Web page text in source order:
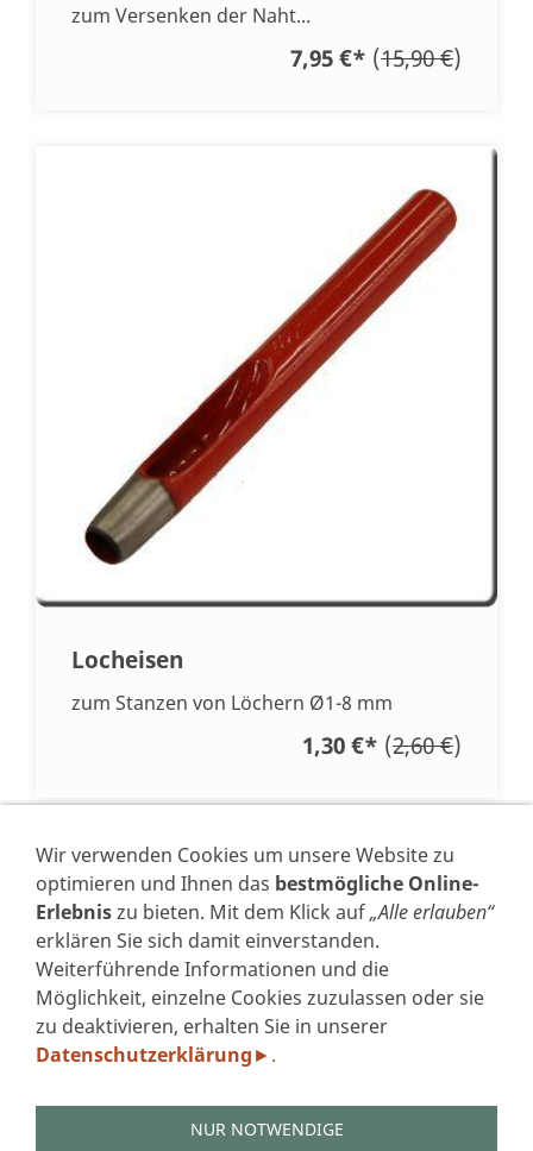
zum Versenken der Naht...
7,95 €* (15,90 €)
Locheisen
zum Stanzen von Löchern Ø1-8 mm
1,30 €* (2,60 €)
* Alle Preise inkl. USt. zzgl.Versand
VERTRAG WIDERRUFEN
IMPRESSUM
DATENSCHUTZERKLÄRUNG GEM. DSGVO
WIDERRUFSFORMULAR
Wir verwenden Cookies um unsere Website zu
optimieren und Ihnen das bestmögliche Online-
Erlebniszu bieten. Mit dem Klick auf„Alle erlauben“
erklären Sie sich damit einverstanden.
Weiterführende Informationen und die
Möglichkeit, einzelne Cookies zuzulassen oder sie
zu deaktivieren, erhalten Sie in unserer
Datenschutzerklärung ► .
NUR NOTWENDIGE